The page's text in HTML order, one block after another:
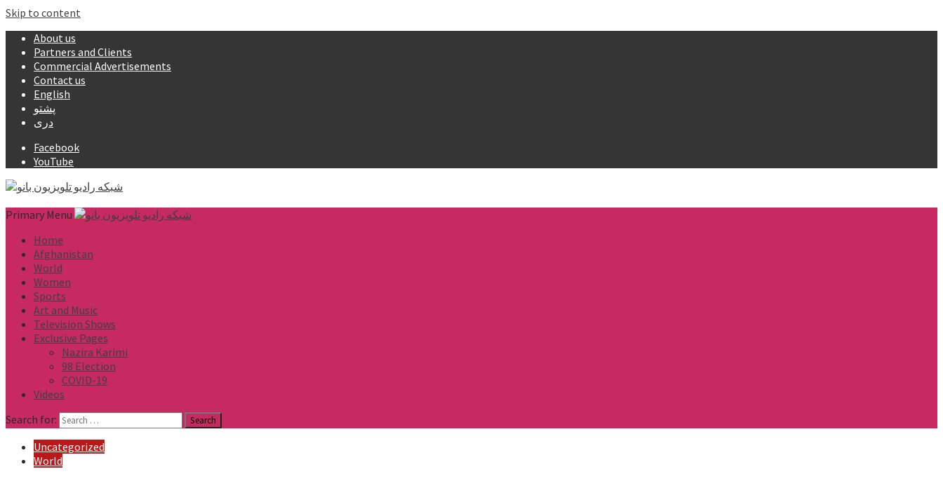
Skip to content
About us
Partners and Clients
Commercial Advertisements
Contact us
English
پشتو
دری
Facebook
YouTube
Primary Menu
Home
Afghanistan
World
Women
Sports
Art and Music
Television Shows
Exclusive Pages
Nazira Karimi
98 Election
COVID-19
Videos
Search for:
Uncategorized
World